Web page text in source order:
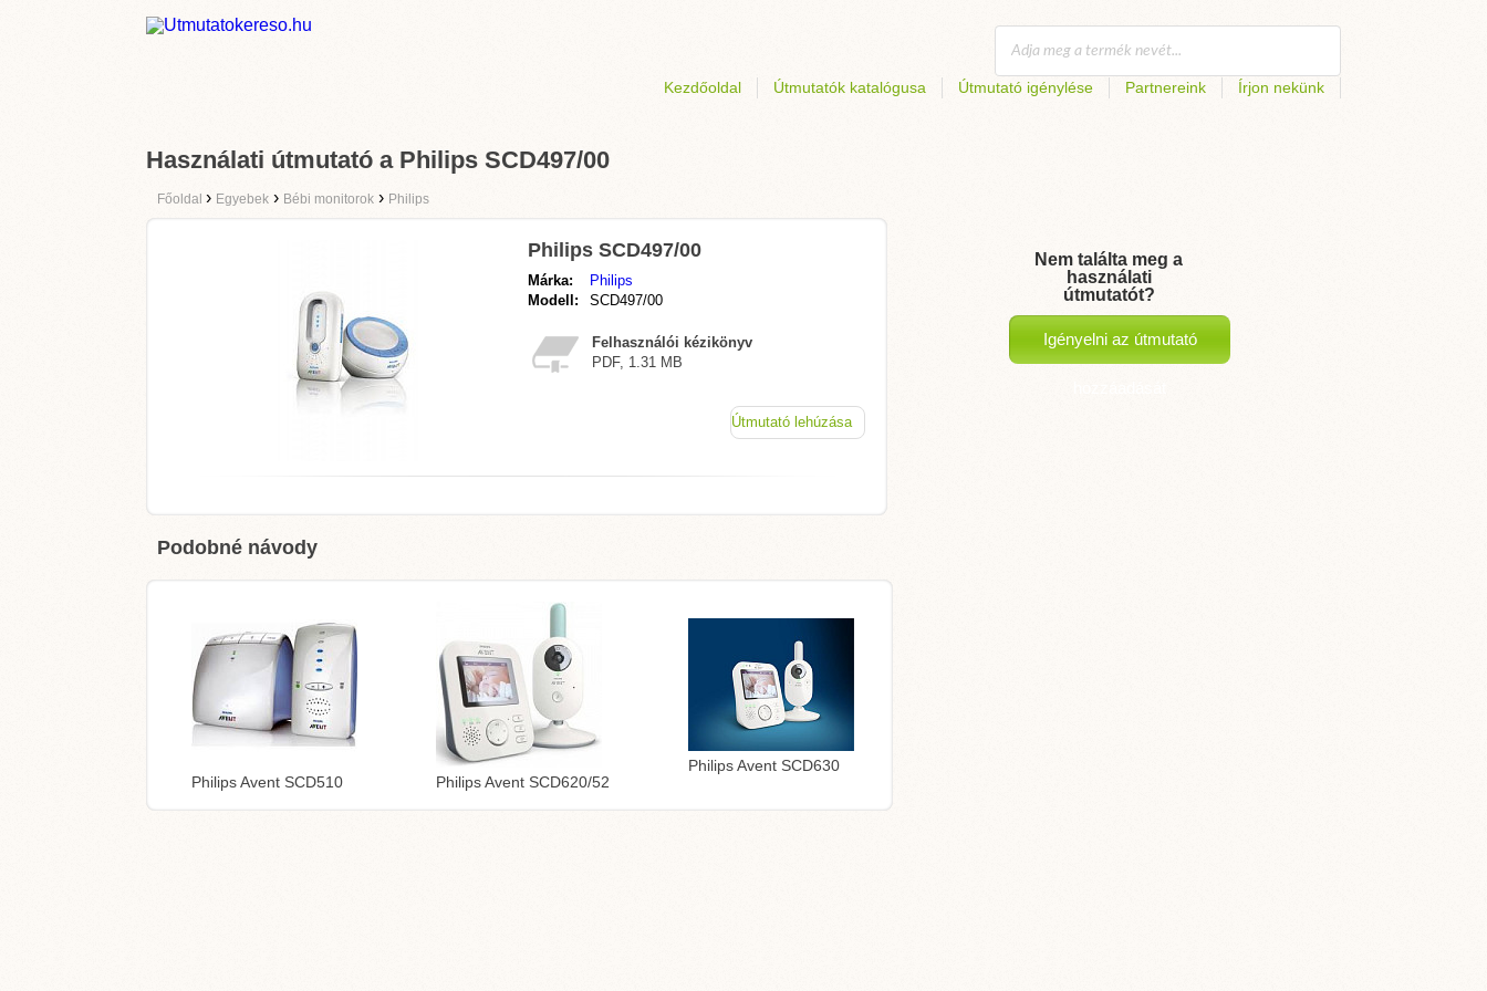
Kezdőoldal Útmutatók katalógusa Útmutató igénylése Partnereink Írjon nekünk
Használati útmutató a Philips SCD497/00
Főoldal › Egyebek › Bébi monitorok › Philips
Philips SCD497/00
Márka:
Philips
Modell:
SCD497/00
Felhasználói kézikönyv
PDF, 1.31 MB
Útmutató lehúzása
Podobné návody
Philips Avent SCD510 Philips Avent SCD620/52
Philips Avent SCD630
Nem találta meg a
használati
útmutatót?
Igényelni az útmutató